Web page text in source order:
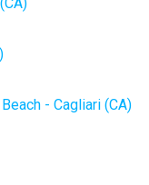
- Cagliari (CA)